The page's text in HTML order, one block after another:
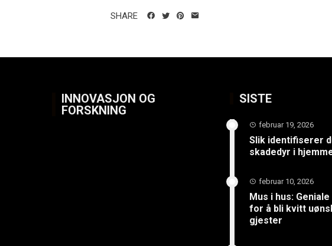
SHARE
INNOVASJON OG
FORSKNING
SISTE
februar 19, 2026
Slik identifiserer
skadedyr i
februar 10, 2026
Mus i hus:
for å bli kvitt
gjester